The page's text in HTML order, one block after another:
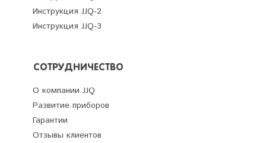
Инструкция JJQ-2
Инструкция JJQ-3
СОТРУДНИЧЕСТВО
О компании JJQ
Развитие приборов
Гарантии
Отзывы клиентов